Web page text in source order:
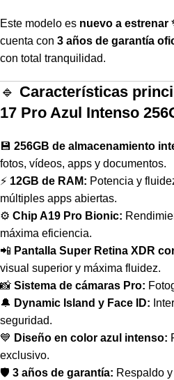
Este modelo es nuevo a estrenar
cuenta con 3 años de garantía
con total tranquilidad.
🔹 Características
17 Pro Azul Intenso
💾 256GB de almacenamiento
fotos, vídeos, apps y documentos.
⚡ 12GB de RAM: Potencia y
múltiples apps abiertas.
⚙️ Chip A19 Pro Bionic:
máxima eficiencia.
📲 Pantalla Super Retina XDR
visual superior y máxima fluidez.
📸 Sistema de cámaras Pro:
🔔 Dynamic Island y Face ID:
seguridad.
💙 Diseño en color azul intenso:
exclusivo.
🛡️ 3 años de garantía: Respaldo